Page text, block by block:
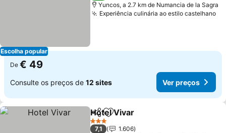
Escolha popular
Yuncos, a 2.7 km de Numancia de la Sagra
Experiência culinária ao estilo castelhano
De € 49
Consulte os preços de 12 sites Ver preços
PartilharAdicionar aos favoritos
Hotel Vivar
3 Estrelas
7,1
1.606